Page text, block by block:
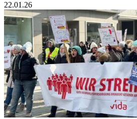
22.01.26